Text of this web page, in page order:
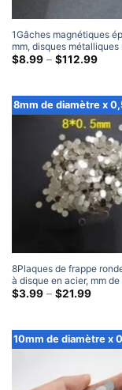
1Gâches magnétiques
mm, disques métalliques
plaques de frappe en
$8.99 – $112.99
à
8mm de diamètre x
8Plaques de frappe
à disque en acier, mm
0,5 mm d'épaisseur
$3.99 – $21.99
à
10mm de diamètre x